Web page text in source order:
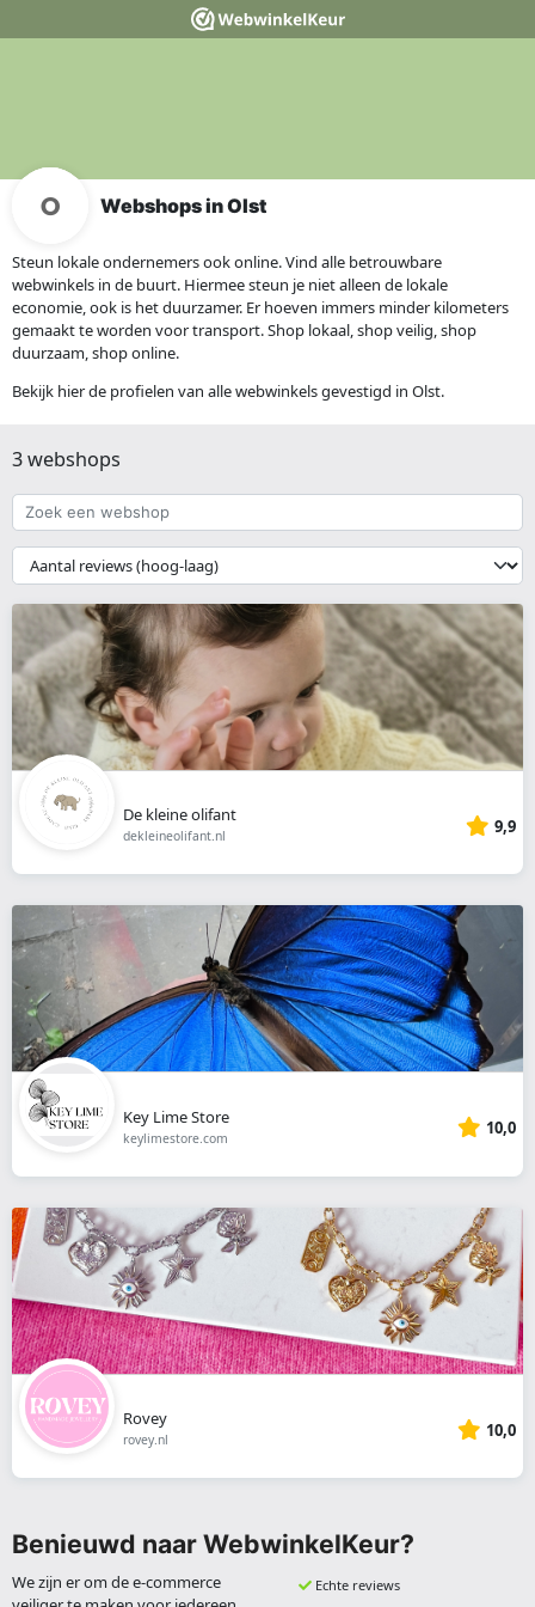
Webshops in Olst
Steun lokale ondernemers ook online. Vind alle betrouwbare
webwinkels in de buurt. Hiermee steun je niet alleen de lokale
economie, ook is het duurzamer. Er hoeven immers minder kilometers
gemaakt te worden voor transport. Shop lokaal, shop veilig, shop
duurzaam, shop online.
Bekijk hier de profielen van alle webwinkels gevestigd in Olst.
3 webshops
Zoek
een
webshop
{{
__('Sort')
}}
De kleine olifant
dekleineolifant.nl 9,9
Key Lime Store
keylimestore.com 10,0
Rovey
rovey.nl 10,0
Benieuwd naar WebwinkelKeur?
We zijn er om de e-commerce
Echte reviews